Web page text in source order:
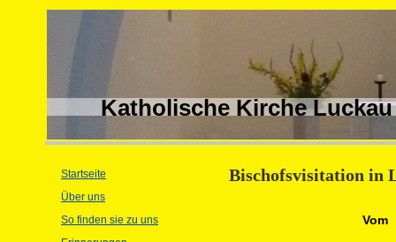
Katholische Kirche Luckau
Startseite
Über uns
So finden sie zu uns
Bischofsvisitation in
Vom